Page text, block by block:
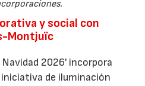
y social con
Montjuïc
2026' incorpora
de iluminación